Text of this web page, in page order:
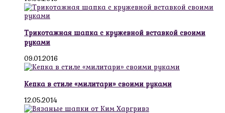
Трикотажная шапка с кружевной вставкой своими
руками
09.01.2016
Кепка в стиле «милитари» своими руками
12.05.2014